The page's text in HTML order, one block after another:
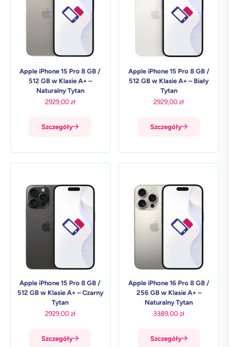
Apple iPhone 15 Pro 8 GB /
512 GB w Klasie A+ –
Naturalny Tytan
Szczegóły
2929,00 zł
Apple iPhone 15 Pro 8 GB /
512 GB w Klasie A+ – Biały
Tytan
Szczegóły
2929,00zł
Apple iPhone 15 Pro 8 GB /
512 GB w Klasie A+ – Czarny
Tytan
Szczegóły
2929,00 zł
Apple iPhone 16 Pro 8 GB /
256 GB w Klasie A+ –
Naturalny Tytan
Szczegóły
3389,00 zł